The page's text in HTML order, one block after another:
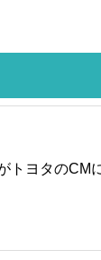
トヨタのCM